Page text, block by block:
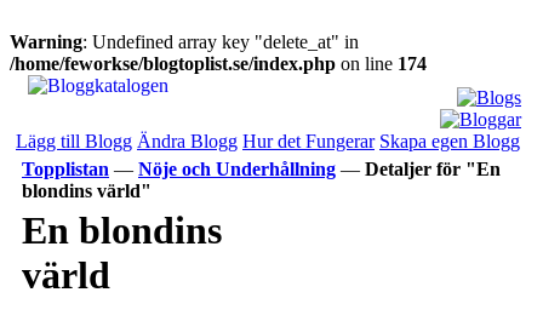
Warning: Undefined array key "delete_at" in
/home/feworkse/blogtoplist.se/index.php on line 174
Lägg till Blogg Ändra Blogg Hur det Fungerar Skapa egen Blogg
Topplistan — Nöje och Underhållning — Detaljer för "En
blondins värld"
En blondins
värld